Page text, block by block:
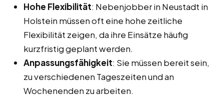
Hohe Flexibilität: Nebenjobber in Neustadt in
Holstein müssen oft eine hohe zeitliche
Flexibilität zeigen, da ihre Einsätze häufig
kurzfristig geplant werden.
Anpassungsfähigkeit: Sie müssen bereit sein,
zu verschiedenen Tageszeiten und an
Wochenenden zu arbeiten.